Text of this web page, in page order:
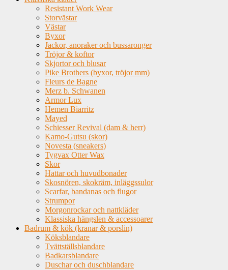
Resistant Work Wear
Storvästar
Västar
Byxor
Jackor, anoraker och bussaronger
Tröjor & koftor
Skjortor och blusar
Pike Brothers (byxor, tröjor mm)
Fleurs de Bagne
Merz b. Schwanen
Armor Lux
Hemen Biarritz
Mayed
Schiesser Revival (dam & herr)
Kamo-Gutsu (skor)
Novesta (sneakers)
Tygvax Otter Wax
Skor
Hattar och huvudbonader
Skosnören, skokräm, inläggssulor
Scarfar, bandanas och flugor
Strumpor
Morgonrockar och nattkläder
Klassiska hängslen & accessoarer
Badrum & kök (kranar & porslin)
Köksblandare
Tvättställsblandare
Badkarsblandare
Duschar och duschblandare